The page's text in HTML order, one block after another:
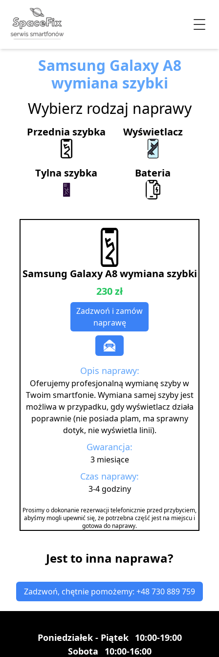
Samsung Galaxy A8
wymiana szybki
Wybierz rodzaj naprawy
Przednia szybka Wyświetlacz
Tylna szybka Bateria
Samsung Galaxy A8 wymiana szybki
230 zł
Zadzwoń i zamów
naprawę
Opis naprawy:
Oferujemy profesjonalną wymianę szyby w
Twoim smartfonie. Wymiana samej szyby jest
możliwa w przypadku, gdy wyświetlacz działa
poprawnie (nie posiada plam, ma sprawny
dotyk, nie wyświetla linii).
Gwarancja:
3 miesiące
Czas naprawy:
3-4 godziny
Prosimy o dokonanie rezerwacji telefonicznie przed przybyciem,
abyśmy mogli upewnić się, że potrzebna część jest na miejscu i
gotowa do naprawy.
Jest to inna naprawa?
Zadzwoń, chętnie pomożemy: +48 730 889 759
Poniedziałek - Piątek 10:00-19:00
Sobota
10:00-16:00